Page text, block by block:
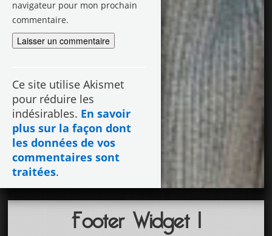
navigateur pour mon prochain
commentaire.
Ce site utilise Akismet
pour réduire les
indésirables. En savoir
plus sur la façon dont
les données de vos
commentaires sont
traitées.
Footer Widget 1